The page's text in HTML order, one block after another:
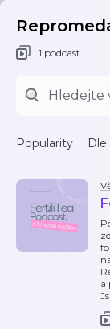
1 podcast
Popularity
a